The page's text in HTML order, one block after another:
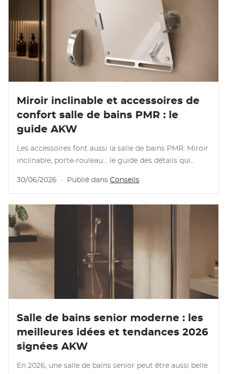
Miroir inclinable et accessoires de
confort salle de bains PMR : le
guide AKW
Les accessoires font aussi la salle de bains PMR. Miroir
inclinable, porte-rouleau... le guide des détails qui
30/06/2026
· Publié dans Conseils
Salle de bains senior moderne : les
meilleures idées et tendances 2026
signées AKW
En 2026, une salle de bains senior peut être aussi belle